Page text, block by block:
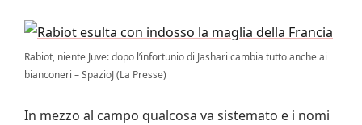
Rabiot, niente Juve: dopo l’infortunio di Jashari cambia tutto anche ai
bianconeri – SpazioJ (La Presse)
In mezzo al campo qualcosa va sistemato e i nomi